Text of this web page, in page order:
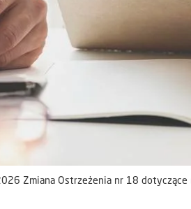
Zmiana Ostrzeżenia nr 18 dotyczące